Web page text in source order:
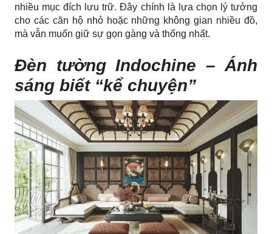
nhiều mục đích lưu trữ. Đây chính là lựa chọn lý tưởng
cho các căn hộ nhỏ hoặc những không gian nhiều đồ,
mà vẫn muốn giữ sự gọn gàng và thống nhất.
Đèn tường Indochine – Ánh
sáng biết “kể chuyện”